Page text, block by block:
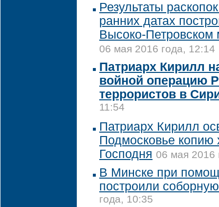
Результаты
ранних датах
Высоко-
06 мая 2016 года, 12:14
Патриарх Кирилл
войной операцию
террористов в
11:54
Патриарх Кирилл
Подмосковье копию
Господня 06 мая 2016
В Минске при
построили
года, 10:35